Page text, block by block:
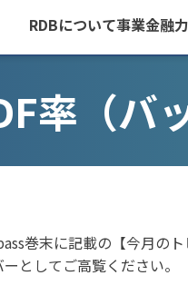
RDBについて事業金融
率（バ
巻末に記載の【今月の
としてご高覧ください。